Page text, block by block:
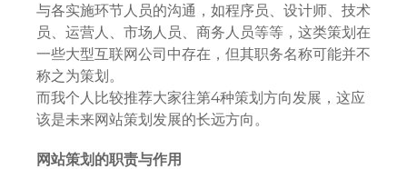
与各实施环节人员的沟通，如程序员、设计师、技术
员、运营人、市场人员、商务人员等等，这类策划在
一些大型互联网公司中存在，但其职务名称可能并不
称之为策划。
而我个人比较推荐大家往第4种策划方向发展，这应
该是未来网站策划发展的长远方向。
网站策划的职责与作用